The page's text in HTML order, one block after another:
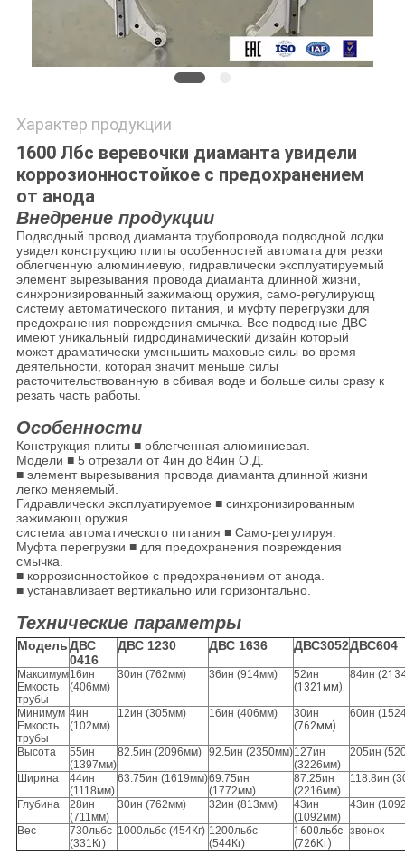
Характер продукции
1600 Лбс веревочки диаманта увидели
коррозионностойкое с предохранением
от анода
Внедрение продукции
Подводный провод диаманта трубопровода подводной лодки
увидел конструкцию плиты особенностей автомата для резки
облегченную алюминиевую, гидравлически эксплуатируемый
элемент вырезывания провода диаманта длинной жизни,
синхронизированный зажимающ оружия, само-регулирующ
систему автоматического питания, и муфту перегрузки для
предохранения повреждения смычка. Все подводные ДВС
имеют уникальный гидродинамический дизайн который
может драматически уменьшить маховые силы во время
деятельности, которая значит меньше силы
расточительствованную в сбивая воде и больше силы сразу к
резать часть работы.
Особенности
Конструкция плиты ■ облегченная алюминиевая.
Модели ■ 5 отрезали от 4ин до 84ин О.Д.
■ элемент вырезывания провода диаманта длинной жизни
легко меняемый.
Гидравлически эксплуатируемое ■ синхронизированным
зажимающ оружия.
система автоматического питания ■ Само-регулируя.
Муфта перегрузки ■ для предохранения повреждения
смычка.
■ коррозионностойкое с предохранением от анода.
■ устанавливает вертикально или горизонтально.
Технические параметры
МодельДВС
0416
ДВС 1230 ДВС 1636 ДВС3052ДВС604
Максимум
Емкость
трубы
16ин
(406мм)
30ин (762мм) 36ин (914мм)
52ин
(1321мм)
84ин (
Минимум
Емкость
трубы
4ин
(102мм)
12ин (305мм) 16ин (406мм)
30ин
(762мм)
60ин
Высота
55ин
(1397мм)
82.5ин (2096мм) 92.5ин (2350мм)127ин
(3226мм)
205ин
Ширина
44ин
(1118мм)
63.75ин (1619мм)69.75ин
(1772мм)
87.25ин
(2216мм)
118.8ин
Глубина
28ин
(711мм)
30ин (762мм) 32ин (813мм)
43ин
(1092мм)
43ин
Вес
730льбс
(331Кг)
1000льбс (454Кг) 1200льбс
(544Кг)
1600льбс
(726Кг)
звонок